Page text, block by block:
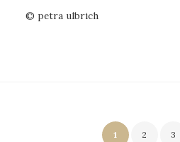
© petra ulbrich
Seitennummerierung
1 2 3